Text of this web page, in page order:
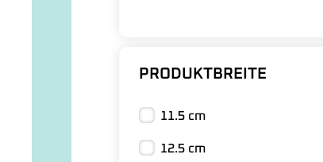
PRODUKTBREITE
11.5 cm
12.5 cm